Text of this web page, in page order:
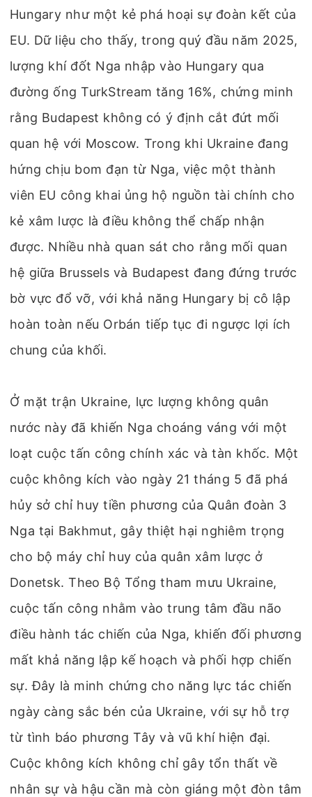
Hungary như một kẻ phá hoại sự đoàn kết của
EU. Dữ liệu cho thấy, trong quý đầu năm 2025,
lượng khí đốt Nga nhập vào Hungary qua
đường ống TurkStream tăng 16%, chứng minh
rằng Budapest không có ý định cắt đứt mối
quan hệ với Moscow. Trong khi Ukraine đang
hứng chịu bom đạn từ Nga, việc một thành
viên EU công khai ủng hộ nguồn tài chính cho
kẻ xâm lược là điều không thể chấp nhận
được. Nhiều nhà quan sát cho rằng mối quan
hệ giữa Brussels và Budapest đang đứng trước
bờ vực đổ vỡ, với khả năng Hungary bị cô lập
hoàn toàn nếu Orbán tiếp tục đi ngược lợi ích
chung của khối.
Ở mặt trận Ukraine, lực lượng không quân
nước này đã khiến Nga choáng váng với một
loạt cuộc tấn công chính xác và tàn khốc. Một
cuộc không kích vào ngày 21 tháng 5 đã phá
hủy sở chỉ huy tiền phương của Quân đoàn 3
Nga tại Bakhmut, gây thiệt hại nghiêm trọng
cho bộ máy chỉ huy của quân xâm lược ở
Donetsk. Theo Bộ Tổng tham mưu Ukraine,
cuộc tấn công nhằm vào trung tâm đầu não
điều hành tác chiến của Nga, khiến đối phương
mất khả năng lập kế hoạch và phối hợp chiến
sự. Đây là minh chứng cho năng lực tác chiến
ngày càng sắc bén của Ukraine, với sự hỗ trợ
từ tình báo phương Tây và vũ khí hiện đại.
Cuộc không kích không chỉ gây tổn thất về
nhân sự và hậu cần mà còn giáng một đòn tâm